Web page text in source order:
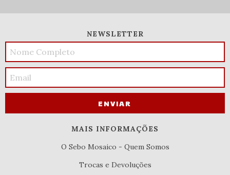
NEWSLETTER
MAIS INFORMAÇÕES
O Sebo Mosaico - Quem Somos
Trocas e Devoluções